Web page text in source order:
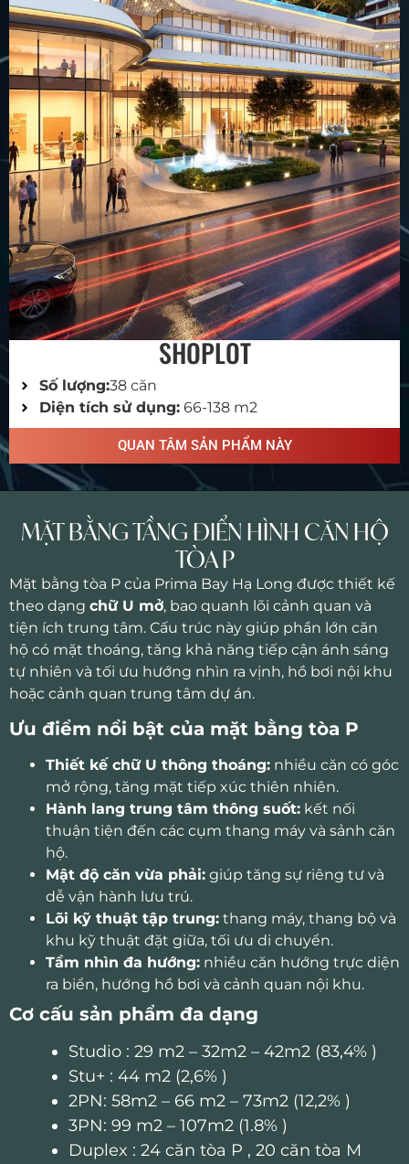
SHOPLOT
Số lượng:38 căn
Diện tích sử dụng:66-138 m2
QUAN TÂM SẢN PHẨM NÀY
MẶT BẰNG TẦNG ĐIỂN HÌNH CĂN HỘ
TÒA P
Mặt bằng tòa P của Prima Bay Hạ Long được thiết kế
theo dạng chữ U mở, bao quanh lõi cảnh quan và
tiện ích trung tâm. Cấu trúc này giúp phần lớn căn
hộ có mặt thoáng, tăng khả năng tiếp cận ánh sáng
tự nhiên và tối ưu hướng nhìn ra vịnh, hồ bơi nội khu
hoặc cảnh quan trung tâm dự án.
Ưu điểm nổi bật của mặt bằng tòa P
Thiết kế chữ U thông thoáng: nhiều căn có góc
mở rộng, tăng mặt tiếp xúc thiên nhiên.
Hành lang trung tâm thông suốt: kết nối
thuận tiện đến các cụm thang máy và sảnh căn
hộ.
Mật độ căn vừa phải: giúp tăng sự riêng tư và
dễ vận hành lưu trú.
Lõi kỹ thuật tập trung: thang máy, thang bộ và
khu kỹ thuật đặt giữa, tối ưu di chuyển.
Tầm nhìn đa hướng: nhiều căn hướng trực diện
ra biển, hướng hồ bơi và cảnh quan nội khu.
Cơ cấu sản phẩm đa dạng
Studio : 29 m2 – 32m2 – 42m2 (83,4% )
Stu+ : 44 m2 (2,6% )
2PN: 58m2 – 66 m2 – 73m2 (12,2% )
3PN: 99 m2 – 107m2 (1.8% )
Duplex : 24 căn tòa P , 20 căn tòa M